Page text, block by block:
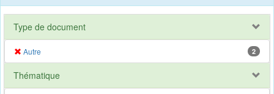
Type de document
Autre 2
Thématique